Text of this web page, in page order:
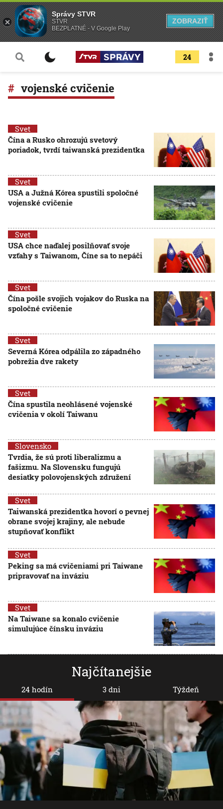
24
vojenské cvičenie
Svet
Čína a Rusko ohrozujú svetový
poriadok, tvrdí taiwanská prezidentka
Svet
USA a Južná Kórea spustili spoločné
vojenské cvičenie
Svet
USA chce naďalej posilňovať svoje
vzťahy s Taiwanom, Číne sa to nepáči
Svet
Čína pošle svojich vojakov do Ruska na
spoločné cvičenie
Svet
Severná Kórea odpálila zo západného
pobrežia dve rakety
Svet
Čína spustila neohlásené vojenské
cvičenia v okolí Taiwanu
Slovensko
Tvrdia, že sú proti liberalizmu a
fašizmu. Na Slovensku fungujú
desiatky polovojenských združení
Svet
Taiwanská prezidentka hovorí o pevnej
obrane svojej krajiny, ale nebude
stupňovať konflikt
Svet
Peking sa má cvičeniami pri Taiwane
pripravovať na inváziu
Svet
Na Taiwane sa konalo cvičenie
simulujúce čínsku inváziu
Najčítanejšie
24 hodín 3 dni Týždeň
Správy STVR
STVR
BEZPLATNÉ - V Google Play
ZOBRAZIŤ